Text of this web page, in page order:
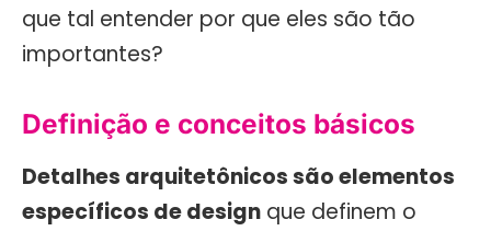
que tal entender por que eles são tão
importantes?
Definição e conceitos básicos
Detalhes arquitetônicos são elementos
específicos de design que definem o